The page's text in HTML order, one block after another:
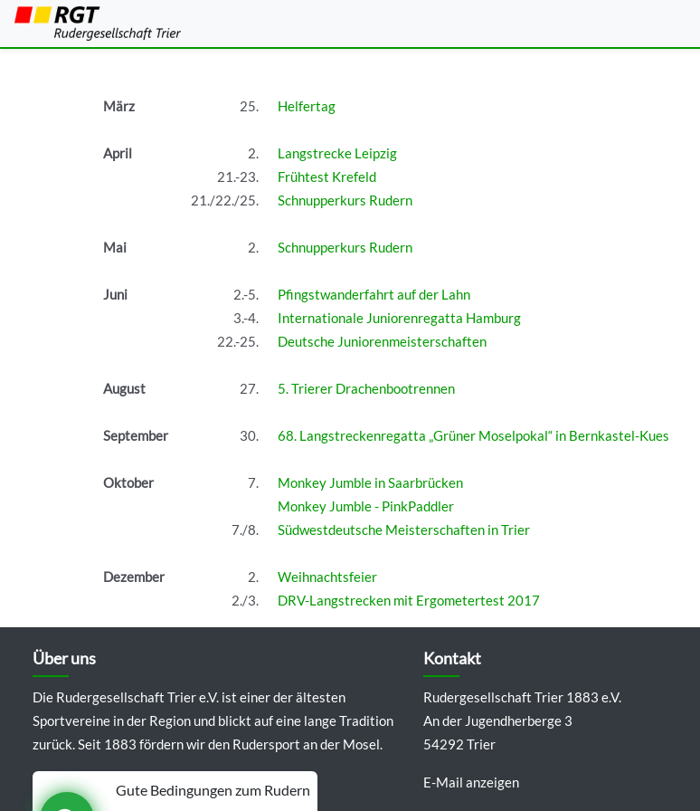
Berichte und Bilder 2017
März 25. Helfertag
April 2.
Langstrecke Leipzig
21.-23.
Frühtest Krefeld
21./22./25.
Schnupperkurs Rudern
Mai 2. Schnupperkurs Rudern
Juni 2.-5.
Pfingstwanderfahrt auf der Lahn
3.-4.
Internationale Juniorenregatta Hamburg
22.-25.
Deutsche Juniorenmeisterschaften
August 27. 5. Trierer Drachenbootrennen
September 30. 68. Langstreckenregatta „Grüner Moselpokal“ in Bernkastel-Kues
Oktober 7.
Monkey Jumble in Saarbrücken
Monkey Jumble - PinkPaddler
7./8.
Südwestdeutsche Meisterschaften in Trier
Dezember 2.
Weihnachtsfeier
2./3.
DRV-Langstrecken mit Ergometertest 2017
Über uns
Die Rudergesellschaft Trier e.V. ist einer der ältesten
Sportvereine in der Region und blickt auf eine lange Tradition
zurück. Seit 1883 fördern wir den Rudersport an der Mosel.
Gute Bedingungen zum Rudern
Kontakt
Rudergesellschaft Trier 1883 e.V.
An der Jugendherberge 3
54292 Trier
E-Mail anzeigen